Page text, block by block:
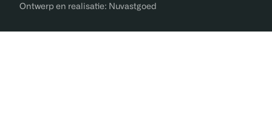
Ontwerp en realisatie: Nuvastgoed